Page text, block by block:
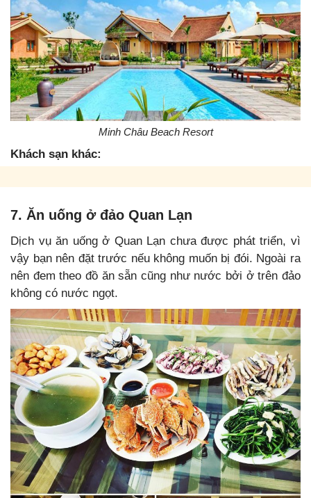
Minh Châu Beach Resort
Khách sạn khác:
7. Ăn uống ở đảo Quan Lạn
Dịch vụ ăn uống ở Quan Lạn chưa được phát triển, vì
vậy bạn nên đặt trước nếu không muốn bị đói. Ngoài ra
nên đem theo đồ ăn sẵn cũng như nước bởi ở trên đảo
không có nước ngọt.